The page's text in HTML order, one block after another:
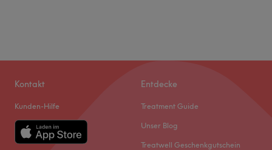
Kontakt
Kunden-Hilfe
Entdecke
Treatment Guide
Unser Blog
Treatwell Geschenkgutschein